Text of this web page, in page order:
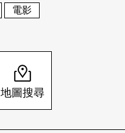
English
登入/註冊
電影
地圖搜尋